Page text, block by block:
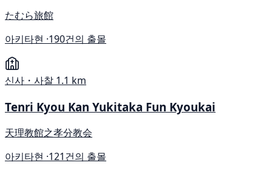
たむら旅館
아키타현 ·190건의 출몰
신사・사찰 1.1 km
Tenri Kyou Kan Yukitaka Fun Kyoukai
天理教館之孝分教会
아키타현 ·121건의 출몰